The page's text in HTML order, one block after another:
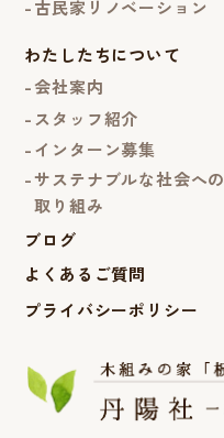
古民家リノベーション
わたしたちについて
会社案内
スタッフ紹介
インターン募集
サステナブルな社会への
取り組み
ブログ
よくあるご質問
プライバシーポリシー